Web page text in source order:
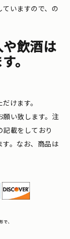
いますので、の
飲酒は
。
けます。
願い致します。注
載をしており
す。なお、商品は